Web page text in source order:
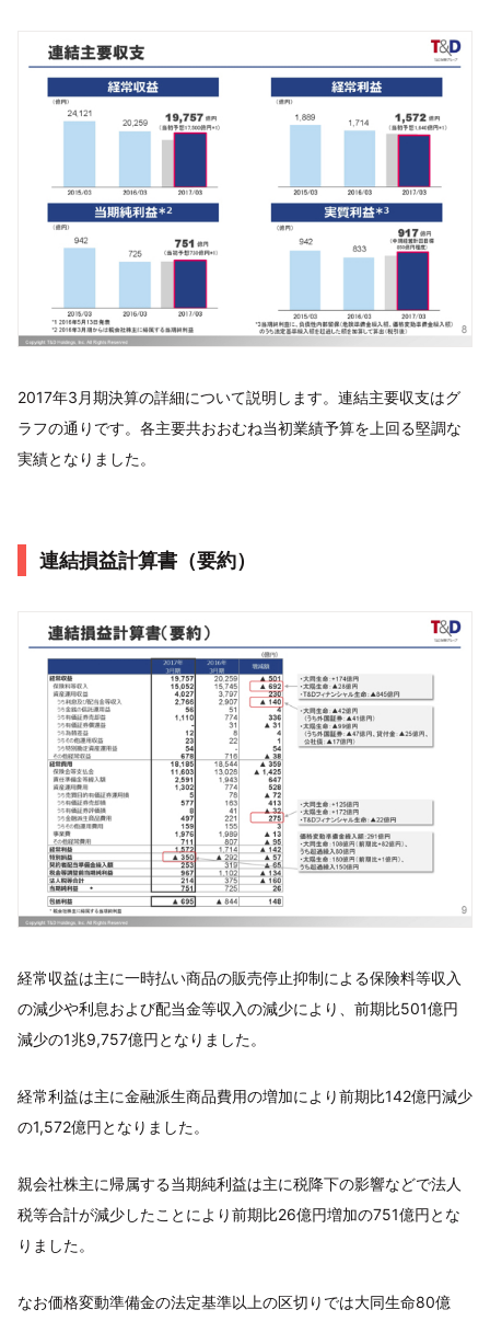
2017年3月期決算の詳細について説明します。連結主要収支はグ
ラフの通りです。各主要共おおむね当初業績予算を上回る堅調な
実績となりました。
連結損益計算書（要約）
経常収益は主に一時払い商品の販売停止抑制による保険料等収入
の減少や利息および配当金等収入の減少により、前期比501億円
減少の1兆9,757億円となりました。
経常利益は主に金融派生商品費用の増加により前期比142億円減少
の1,572億円となりました。
親会社株主に帰属する当期純利益は主に税降下の影響などで法人
税等合計が減少したことにより前期比26億円増加の751億円とな
りました。
なお価格変動準備金の法定基準以上の区切りでは大同生命80億